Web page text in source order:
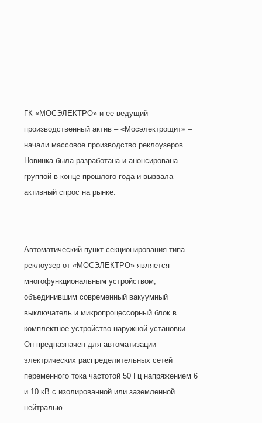
ГК «МОСЭЛЕКТРО» и ее ведущий
производственный актив – «Мосэлектрощит» –
начали массовое производство реклоузеров.
Новинка была разработана и анонсирована
группой в конце прошлого года и вызвала
активный спрос на рынке.
Автоматический пункт секционирования типа
реклоузер от «МОСЭЛЕКТРО» является
многофункциональным устройством,
объединившим современный вакуумный
выключатель и микропроцессорный блок в
комплектное устройство наружной установки.
Он предназначен для автоматизации
электрических распределительных сетей
переменного тока частотой 50 Гц напряжением 6
и 10 кВ с изолированной или заземленной
нейтралью.